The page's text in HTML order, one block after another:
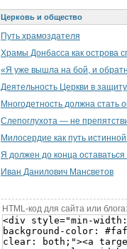
Церковь и общество
Путь храмоздателя
Храмы Донбасса как острова
«Я уже вышла на бой, и
Деятельность Церкви в
Многодетность должна стать
Слепоглухота — не
Милосердие как путь
Я должен до конца оставаться
Иван Данилович Мансветов
HTML-код для сайта или блога: